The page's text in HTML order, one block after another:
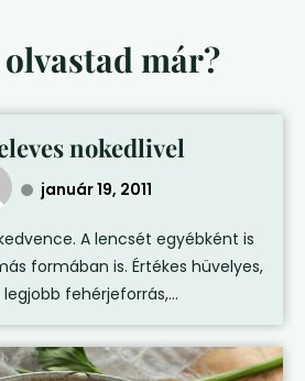
már?
nokedlivel
január 19, 2011
A lencsét egyébként is
formában is. Értékes hüvelyes,
fehérjeforrás,...